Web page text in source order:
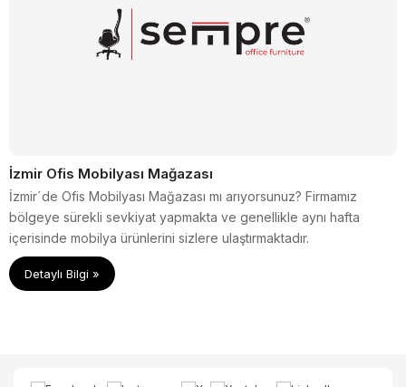
İzmir Ofis Mobilyası Mağazası
İzmir´de Ofis Mobilyası Mağazası mı arıyorsunuz? Firmamız
bölgeye sürekli sevkiyat yapmakta ve genellikle aynı hafta
içerisinde mobilya ürünlerini sizlere ulaştırmaktadır.
Detaylı Bilgi »